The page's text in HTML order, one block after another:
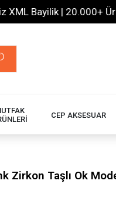
Bayilik | 20.000+ Ürün |
CEP AKSESUAR
Zirkon Taşlı Ok